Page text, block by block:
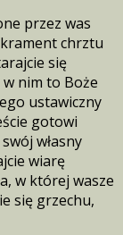
przez was
chrztu
się
nim to Boże
ustawiczny
gotowi
własny
wiarę
w której wasze
się grzechu,